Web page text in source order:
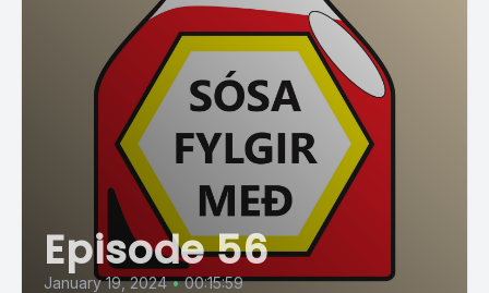
Episode 56
January 19, 2024 • 00:15:59